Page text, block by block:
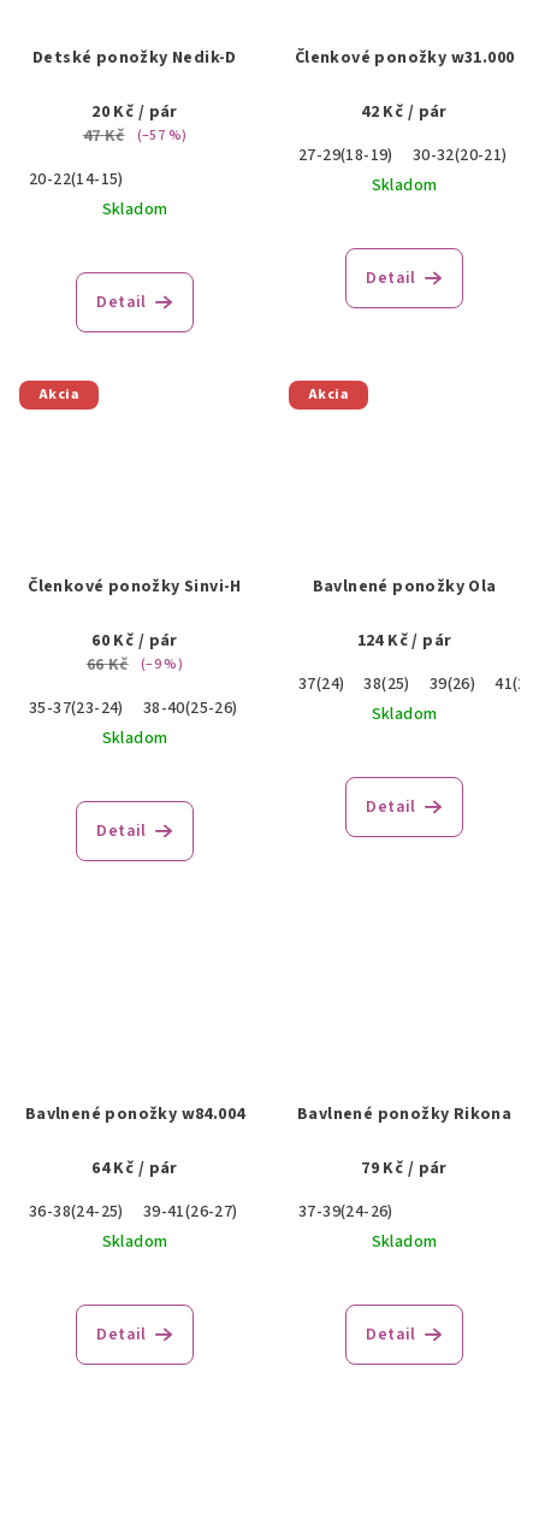
Detské ponožky Nedik-D
20 Kč / pár
47 Kč
(–57 %)
20-22(14-15)
Skladom
Detail
Členkové ponožky w31.000
42 Kč / pár
27-29(18-19)
30-32(20-21)
Skladom
Detail
Akcia
Členkové ponožky Sinvi-H
60 Kč / pár
66 Kč
(–9 %)
35-37(23-24) 38-40(25-26)
44-46(29-30)
Skladom
Detail
Akcia
Bavlnené ponožky Ola
124 Kč/ pár
37(24)
38(25) 39(26)
Skladom
Detail
Bavlnené ponožky w84.004
64 Kč / pár
36-38(24-25)
39-41(26-27)
Skladom
Detail
Bavlnené ponožky Rikona
79 Kč / pár
37-39(24-26)
Skladom
Detail